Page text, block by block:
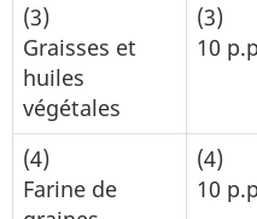
(3)
Graisses et
huiles
végétales
(3)
10
(4)
Farine de
(4)
10